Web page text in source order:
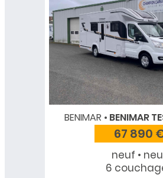
BENIMAR BENIMAR
67 890
neuf •
6